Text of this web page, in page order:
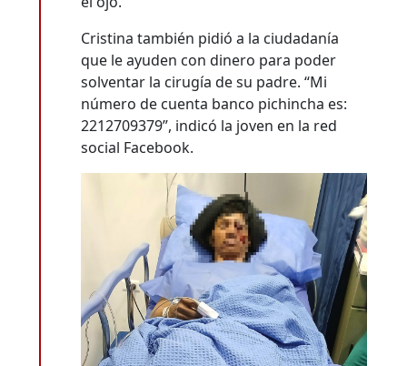
Cristina también pidió a la ciudadanía
que le ayuden con dinero para poder
solventar la cirugía de su padre. “Mi
número de cuenta banco pichincha es:
2212709379”, indicó la joven en la red
social Facebook.